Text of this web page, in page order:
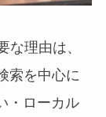
理由は、
索を中心に
・ローカル